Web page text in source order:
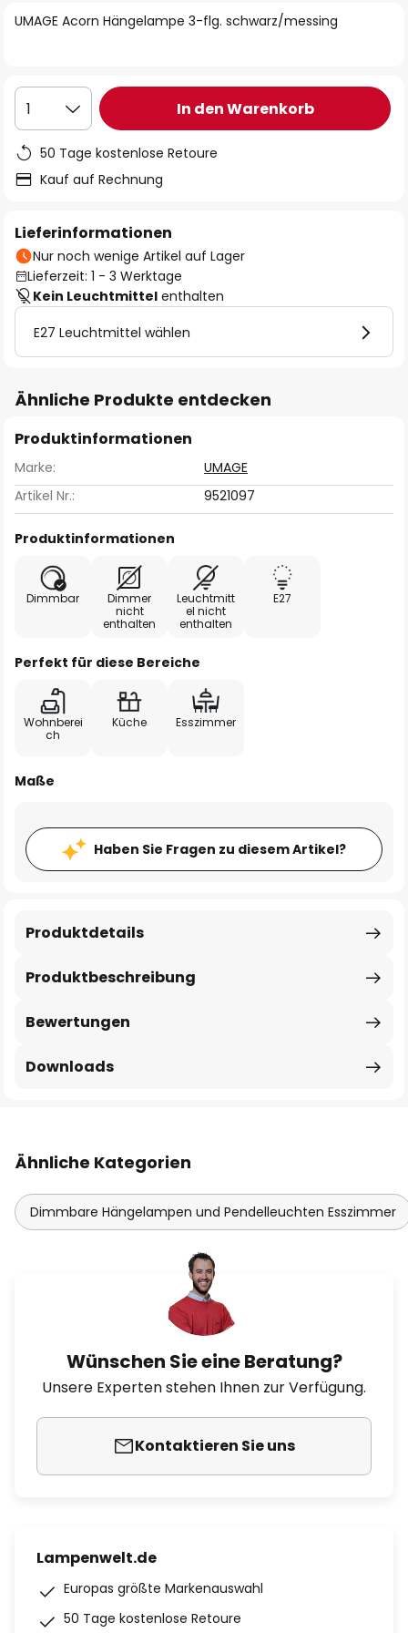
UMAGE Acorn Hängelampe 3-flg. schwarz/messing
1 In den Warenkorb
50 Tage kostenlose Retoure
Kauf auf Rechnung
Lieferinformationen
Nur noch wenige Artikel auf Lager
Lieferzeit: 1 - 3 Werktage
Kein Leuchtmittel enthalten
E27 Leuchtmittel wählen
Ähnliche Produkte entdecken
Produktinformationen
Marke:
UMAGE
Artikel Nr.:
9521097
Produktinformationen
Dimmbar
Dimmer
nicht
enthalten
Leuchtmitt
el nicht
enthalten
E27
Perfekt für diese Bereiche
Wohnberei
ch
Küche Esszimmer
Maße
Haben Sie Fragen zu diesem Artikel?
Produktbeschreibung
Produktdetails
Bewertungen
Downloads
Ähnliche Kategorien
Dimmbare Hängelampen und Pendelleuchten Esszimmer
Wünschen Sie eine Beratung?
Unsere Experten stehen Ihnen zur Verfügung.
Kontaktieren Sie uns
Lampenwelt.de
Europas größte Markenauswahl
50 Tage kostenlose Retoure